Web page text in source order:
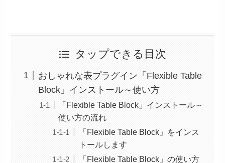
タップできる目次
おしゃれな表プラグイン「Flexible Table
Block」インストール～使い方
「Flexible Table Block」インストール～
使い方の流れ
「Flexible Table Block」をインス
トールします
「Flexible Table Block」の使い方